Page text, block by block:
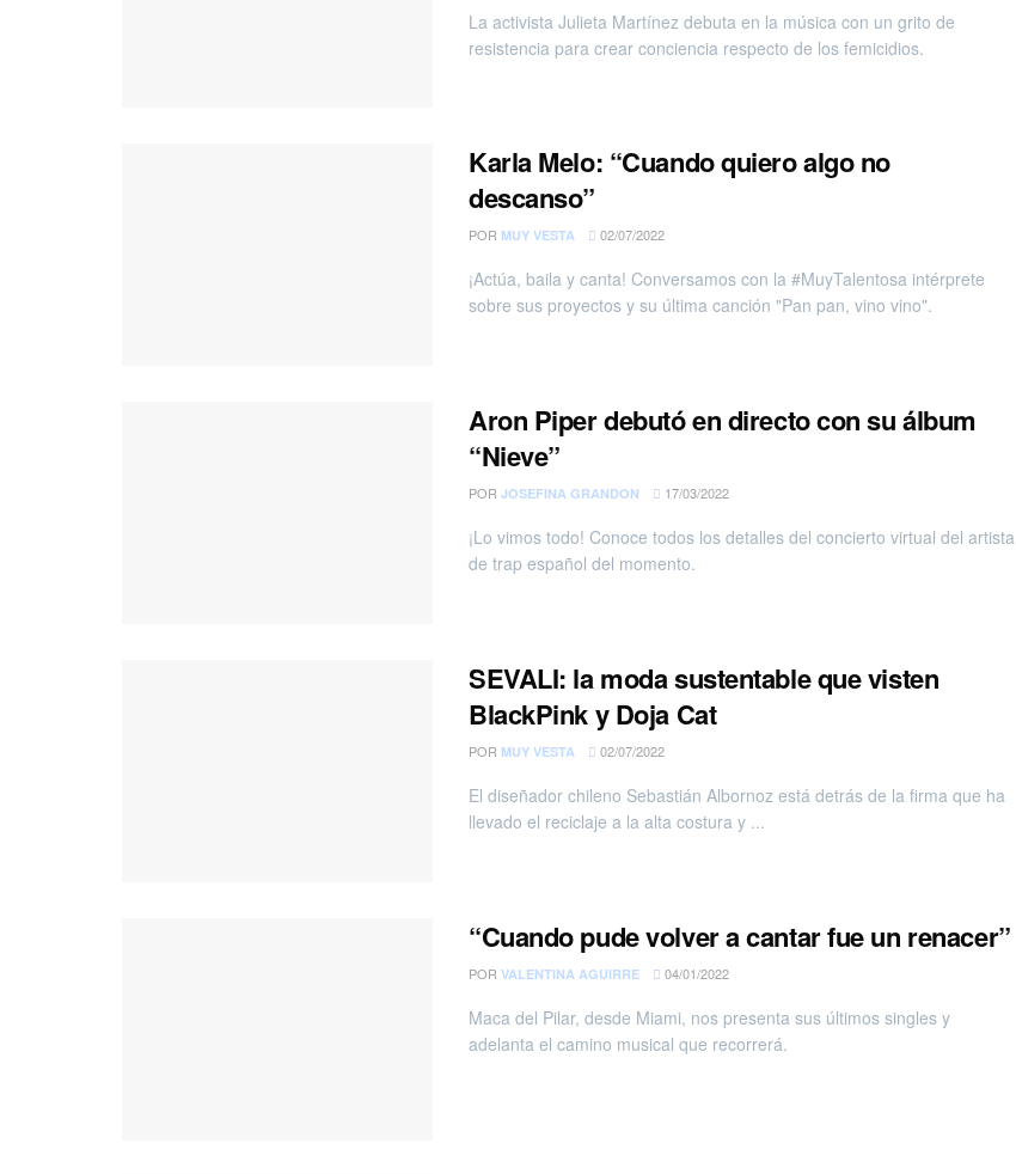
La activista Julieta Martínez debuta en la música con un grito de
resistencia para crear conciencia respecto de los femicidios.
Karla Melo: “Cuando quiero algo no
descanso”
POR MUY VESTA 02/07/2022
¡Actúa, baila y canta! Conversamos con la #MuyTalentosa intérprete
sobre sus proyectos y su última canción "Pan pan, vino vino".
Aron Piper debutó en directo con su álbum
“Nieve”
POR JOSEFINA GRANDON 17/03/2022
¡Lo vimos todo! Conoce todos los detalles del concierto virtual del artista
de trap español del momento.
SEVALI: la moda sustentable que visten
BlackPink y Doja Cat
POR MUY VESTA 02/07/2022
El diseñador chileno Sebastián Albornoz está detrás de la firma que ha
llevado el reciclaje a la alta costura y ...
“Cuando pude volver a cantar fue un renacer”
POR VALENTINA AGUIRRE 04/01/2022
Maca del Pilar, desde Miami, nos presenta sus últimos singles y
adelanta el camino musical que recorrerá.